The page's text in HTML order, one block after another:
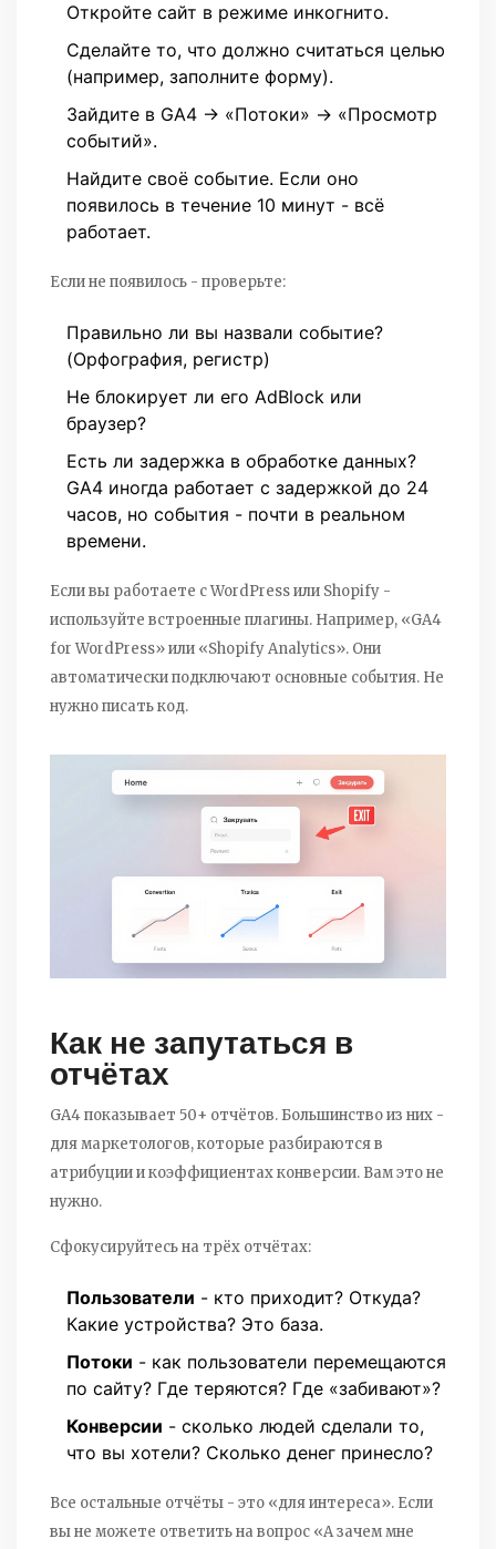
Откройте сайт в режиме инкогнито.
Сделайте то, что должно считаться целью
(например, заполните форму).
Зайдите в GA4 → «Потоки» → «Просмотр
событий».
Найдите своё событие. Если оно
появилось в течение 10 минут - всё
работает.
Если не появилось - проверьте:
Правильно ли вы назвали событие?
(Орфография, регистр)
Не блокирует ли его AdBlock или
браузер?
Есть ли задержка в обработке данных?
GA4 иногда работает с задержкой до 24
часов, но события - почти в реальном
времени.
Если вы работаете с WordPress или Shopify -
используйте встроенные плагины. Например, «GA4
for WordPress» или «Shopify Analytics». Они
автоматически подключают основные события. Не
нужно писать код.
Как не запутаться в
отчётах
GA4 показывает 50+ отчётов. Большинство из них -
для маркетологов, которые разбираются в
атрибуции и коэффициентах конверсии. Вам это не
нужно.
Сфокусируйтесь на трёх отчётах:
Пользователи - кто приходит? Откуда?
Какие устройства? Это база.
Потоки - как пользователи перемещаются
по сайту? Где теряются? Где «забивают»?
Конверсии - сколько людей сделали то,
что вы хотели? Сколько денег принесло?
Все остальные отчёты - это «для интереса». Если
вы не можете ответить на вопрос «А зачем мне